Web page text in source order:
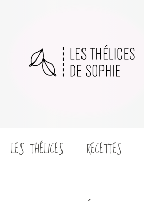
LES THÉLICES RECETTES